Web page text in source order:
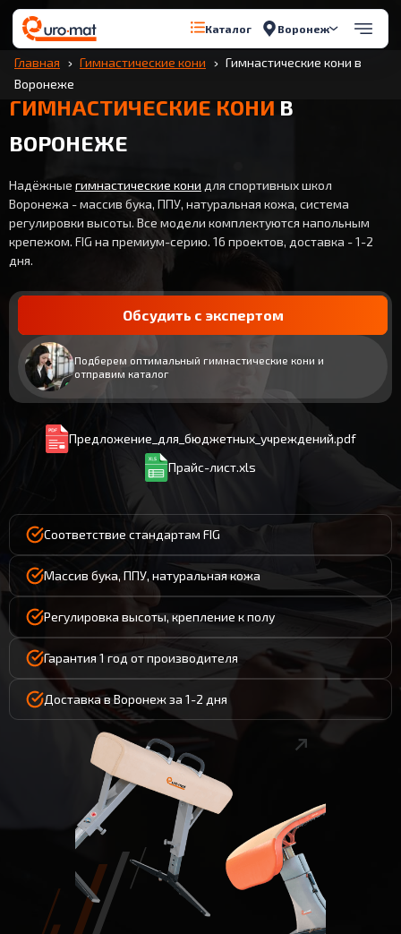
Каталог Воронеж
Главная Гимнастические кони
Гимнастические кони в
Воронеже
ГИМНАСТИЧЕСКИЕ КОНИ В
ВОРОНЕЖЕ
Надёжные гимнастические кони для спортивных школ
Воронежа - массив бука, ППУ, натуральная кожа, система
регулировки высоты. Все модели комплектуются напольным
крепежом. FIG на премиум-серию. 16 проектов, доставка - 1-2
дня.
Обсудить с экспертом
Подберем оптимальный гимнастические кони и
отправим каталог
Предложение_для_бюджетных_учреждений.pdf
Прайс-лист.xls
Соответствие стандартам FIG
Массив бука, ППУ, натуральная кожа
Регулировка высоты, крепление к полу
Гарантия 1 год от производителя
Доставка в Воронеж за 1-2 дня